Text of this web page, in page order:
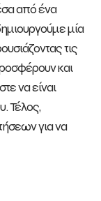
από ένα
μία
τις
και
να είναι
Τέλος,
για να